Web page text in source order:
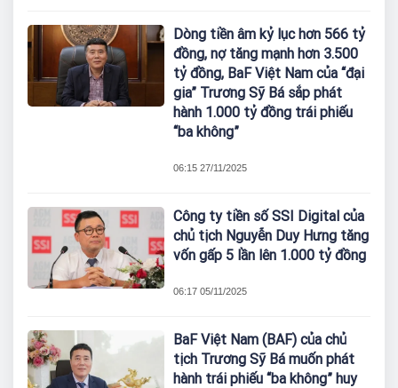
Dòng tiền âm kỷ lục hơn 566 tỷ
đồng, nợ tăng mạnh hơn 3.500
tỷ đồng, BaF Việt Nam của “đại
gia” Trương Sỹ Bá sắp phát
hành 1.000 tỷ đồng trái phiếu
“ba không”
06:15 27/11/2025
Công ty tiền số SSI Digital của
chủ tịch Nguyễn Duy Hưng tăng
vốn gấp 5 lần lên 1.000 tỷ đồng
06:17 05/11/2025
BaF Việt Nam (BAF) của chủ
tịch Trương Sỹ Bá muốn phát
hành trái phiếu “ba không” huy